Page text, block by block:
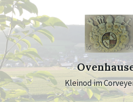
Skip
to
content
Skip
to
main
navigation
Skip
to
footer
Kleinod im